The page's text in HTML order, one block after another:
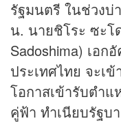
รัฐมนตรี ในช่วงบ่
น. นายชิโระ ซะโ
Sadoshima) เอ
ประเทศไทย จะเ
โอกาสเข้ารับตำแ
คู่ฟ้า ทำเนียบรัฐบ